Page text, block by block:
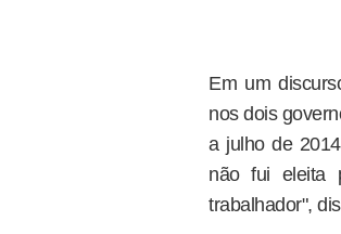
Em um
nos dois
a julho de
não fui eleita
trabalhador",